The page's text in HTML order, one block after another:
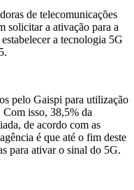
de telecomunicações
solicitar a ativação para a
a tecnologia 5G
pelo Gaispi para utilização
isso, 38,5% da
de acordo com as
é que até o fim deste
para ativar o sinal do 5G.